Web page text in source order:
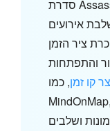
סדרת Assassin's Creed מספקת מסע עמוק
אירועים
ציר הזמן
והתפתחות
קו זמן, כמו
MindOnMap, עוזר להקל על הדמיית הנרטיב
ושלבים